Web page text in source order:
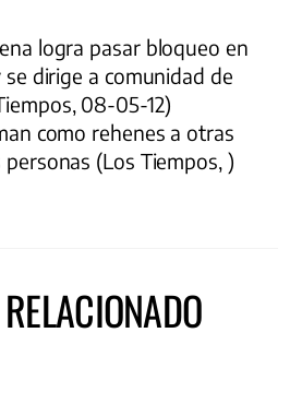
logra pasar bloqueo en
se dirige a comunidad de
08-05-12)
como rehenes a otras
personas (Los Tiempos, )